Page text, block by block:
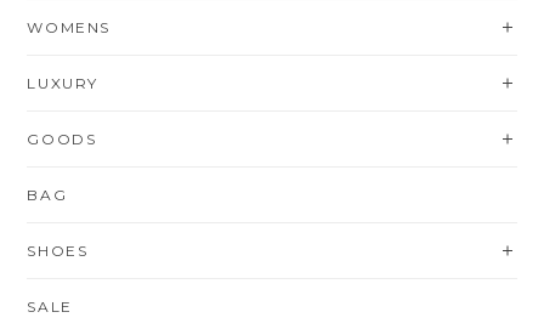
WOMENS
LUXURY
GOODS
BAG
SHOES
SALE